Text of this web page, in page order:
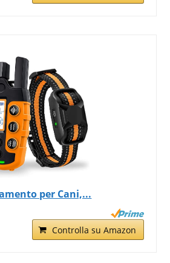
per Cani,...
Controlla su Amazon